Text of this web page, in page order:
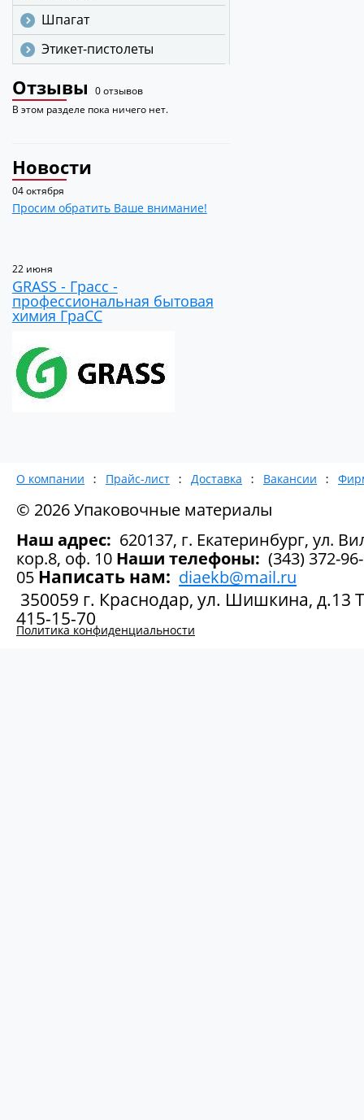
Шпагат
Этикет-пистолеты
Отзывы 0 отзывов
В этом разделе пока ничего нет.
Новости
04 октября
Просим обратить Ваше внимание!
22 июня
GRASS - Грасс -
профессиональная бытовая
химия ГраСС
О компании Прайс-лист Доставка Вакансии
© 2026 Упаковочные материалы
Наш адрес: 620137, г. Екатеринбург, ул.
кор.8, оф. 10 Наши телефоны: (343) 372-
05 Написать нам: diaekb@mail.ru
350059 г. Краснодар, ул. Шишкина, д.13
415-15-70
Политика конфиденциальности